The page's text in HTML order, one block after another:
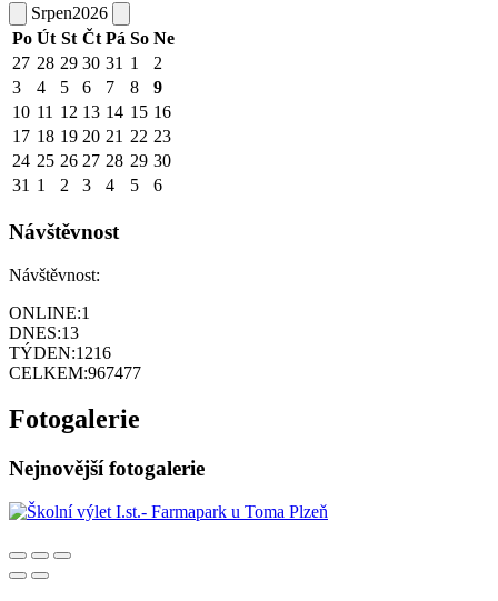
Srpen2026
Po Út St Čt Pá So Ne
27 28 29 30 31 1
2
3
4 5 6 7 8
9
10 11 12 13 14 15 16
17 18 19 20 21 22 23
24 25 26 27 28 29 30
31 1 2 3 4 5 6
Návštěvnost
Návštěvnost:
ONLINE:1
DNES:13
TÝDEN:1216
CELKEM:967477
Fotogalerie
Nejnovější fotogalerie